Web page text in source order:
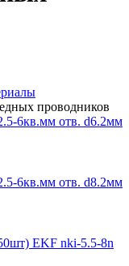
проводников
6кв.мм отв. d6.2мм
6кв.мм отв. d8.2мм
EKF nki-5.5-8n